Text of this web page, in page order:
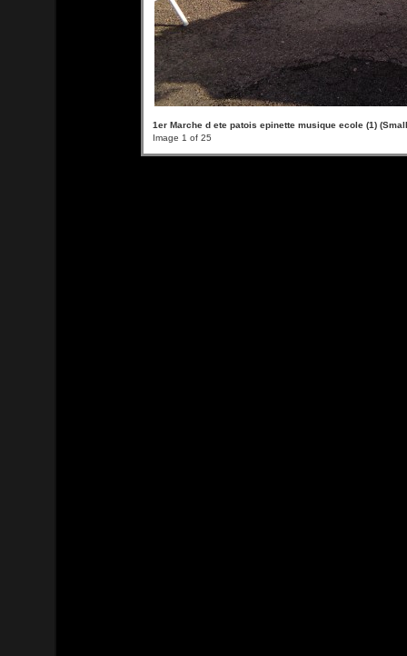
1er Marche d ete patois epinette musique ecole (1)
Image 1 of 25